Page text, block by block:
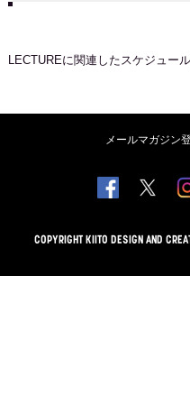
LECTUREに関連したスケジュー
メールマガジン
COPYRIGHT KIITO DESIGN AND